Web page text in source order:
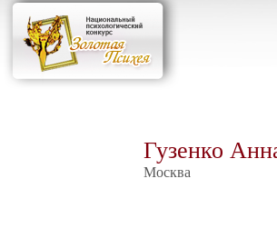
Гузенко
Москва